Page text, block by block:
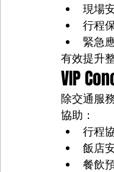
現場
行程
緊急
有效提升
VIP
除交通服
協助：
行程
飯店
餐飲